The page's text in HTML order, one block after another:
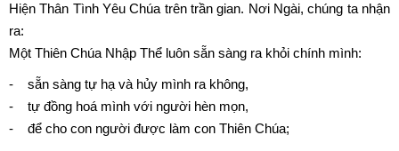
Hiện Thân Tình Yêu Chúa trên trần gian. Nơi Ngài, chúng ta nhận
ra:
Một Thiên Chúa Nhập Thể luôn sẵn sàng ra khỏi chính mình:
- sẵn sàng tự hạ và hủy mình ra không,
- tự đồng hoá mình với người hèn mọn,
- để cho con người được làm con Thiên Chúa;